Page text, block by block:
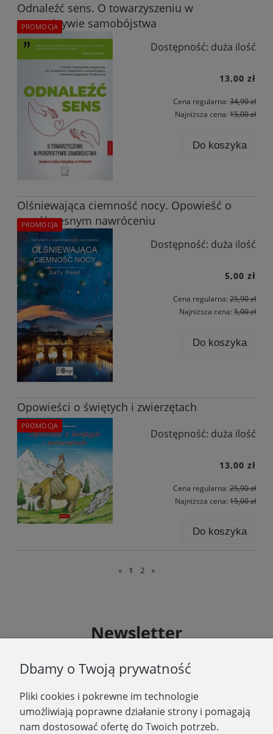
Odnaleźć sens. O towarzyszeniu w
perspektywie samobójstwa
Dostępność: duża ilość
13,00 zł
Cena regularna: 34,90 zł
Najniższa cena: 15,00 zł
Do koszyka
PROMOCJA
Olśniewająca ciemność nocy. Opowieść o
współczesnym nawróceniu
Dostępność: duża ilość
5,00 zł
Cena regularna: 25,90 zł
Najniższa cena: 5,00 zł
Do koszyka
PROMOCJA
Opowieści o świętych i zwierzętach
Dostępność: duża ilość
13,00 zł
Cena regularna: 25,90 zł
Najniższa cena: 15,00 zł
Do koszyka
PROMOCJA
« 1 2 »
Newsletter
informacje o nowościach i promocjach.
Zapisz się
Dbamy o Twoją prywatność
Pliki cookies i pokrewne im technologie
umożliwiają poprawne działanie strony i pomagają
nam dostosować ofertę do Twoich potrzeb.